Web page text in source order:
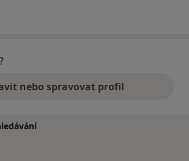
nebo spravovat profil